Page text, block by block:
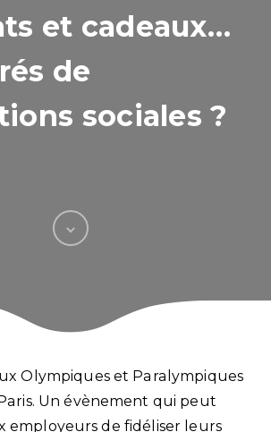
et cadeaux…
de
sociales ?
Olympiques et Paralympiques
Un évènement qui peut
employeurs de fidéliser leurs